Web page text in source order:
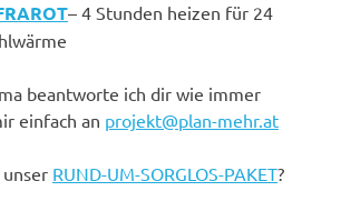
– 4 Stunden heizen für 24
beantworte ich dir wie immer
einfach an projekt@plan-mehr.at
RUND-UM-SORGLOS-PAKET?